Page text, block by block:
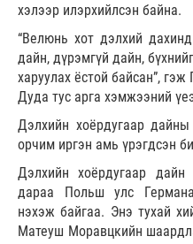
хэлээр илэрхийлсэн байна.
“Велюнь хот дэлхий
дайн, дүрэмгүй дайн,
харуулах ёстой байсан”,
Дуда тус арга хэмжээний
Дэлхийн хоёрдугаар
орчим иргэн амь үрэгдсэн
Дэлхийн хоёрдугаар
дараа Польш улс
нэхэж байгаа. Энэ тухай
Матеуш Моравцкийн